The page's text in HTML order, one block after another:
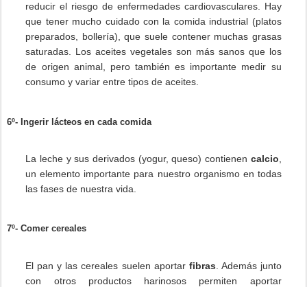
reducir el riesgo de enfermedades cardiovasculares. Hay
que tener mucho cuidado con la comida industrial (platos
preparados, bollería), que suele contener muchas grasas
saturadas. Los aceites vegetales son más sanos que los
de origen animal, pero también es importante medir su
consumo y variar entre tipos de aceites.
6º- Ingerir lácteos en cada comida
La leche y sus derivados (yogur, queso) contienen calcio
un elemento importante para nuestro organismo en todas
las fases de nuestra vida.
7º- Comer cereales
El pan y las cereales suelen aportar fibras . Además junto
con otros productos harinosos permiten aportar